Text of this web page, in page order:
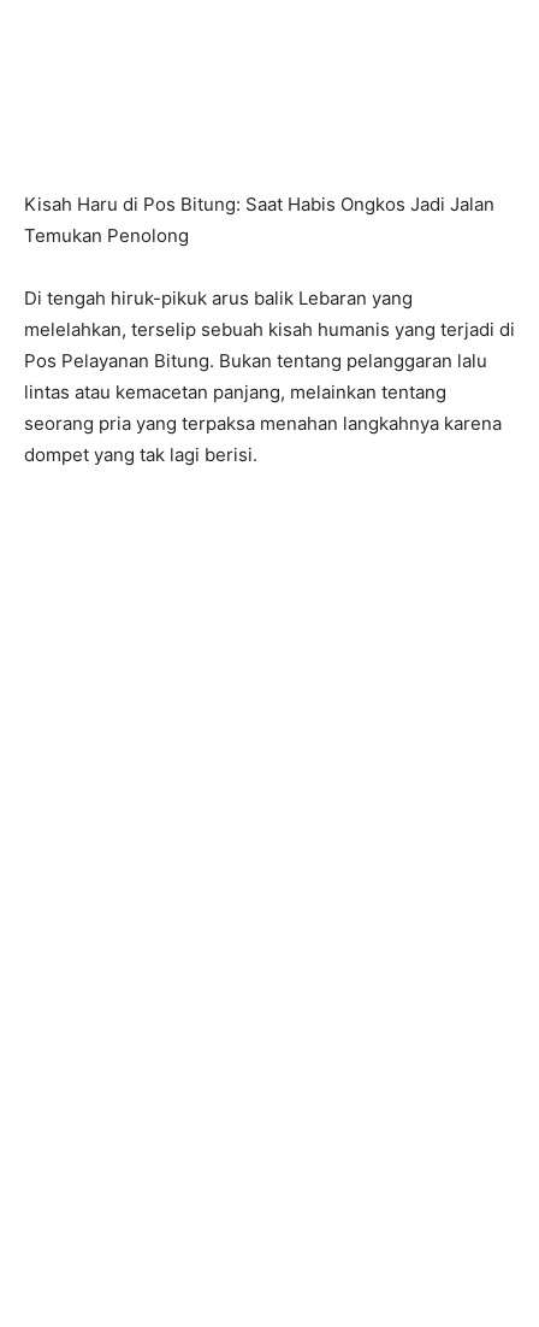
Kisah Haru di Pos Bitung: Saat Habis Ongkos Jadi Jalan
Temukan Penolong
Di tengah hiruk-pikuk arus balik Lebaran yang
melelahkan, terselip sebuah kisah humanis yang terjadi di
Pos Pelayanan Bitung. Bukan tentang pelanggaran lalu
lintas atau kemacetan panjang, melainkan tentang
seorang pria yang terpaksa menahan langkahnya karena
dompet yang tak lagi berisi.